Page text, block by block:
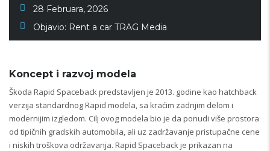
28 Februara, 2026
Objavio: Rent a car TRAG Media
Koncept i razvoj modela
Škoda Rapid Spaceback predstavljen je 2013. godine kao hatchback
verzija standardnog Rapid modela, sa kraćim zadnjim delom i
modernijim izgledom. Cilj ovog modela bio je da ponudi više prostora
od tipičnih gradskih automobila, ali uz zadržavanje pristupačne cene
i niskih troškova održavanja. Rapid Spaceback je prikazan na